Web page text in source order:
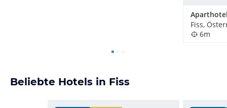
Fiss,
6m
Beliebte Hotels in Fiss